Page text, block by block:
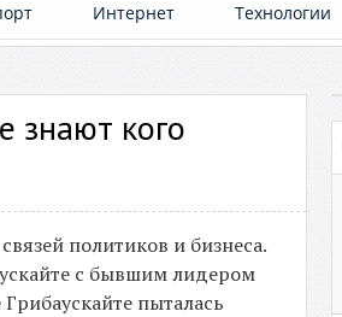
Интернет Технологии
знают кого
политиков и бизнеса.
с бывшим лидером
пыталась